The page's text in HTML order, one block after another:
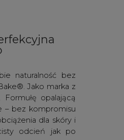
naturalność bez
Jako marka z
opalającą
– bez kompromisu
dla skóry i
odcień jak po